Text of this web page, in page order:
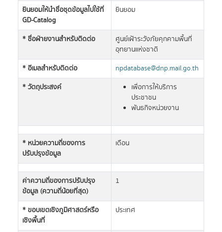
ยินยอมให้นำชื่อชุดข้อมูลไปใช้ที่
GD-Catalog
ยินยอม
* ชื่อฝ่ายงานสำหรับติดต่อ
ศูนย์เฝ้าระวังภัยคุกคามพื้นที่
อุทยานแห่งชาติ
* อีเมลสำหรับติดต่อ
npdatabase@dnp.mail.go.th
* วัตถุประสงค์
เพื่อการให้บริการ
ประชาชน
พันธกิจหน่วยงาน
* หน่วยความถี่ของการ
ปรับปรุงข้อมูล
เดือน
ค่าความถี่ของการปรับปรุง
ข้อมูล (ความถี่น้อยที่สุด)
1
* ขอบเขตเชิงภูมิศาสตร์หรือ
เชิงพื้นที่
ประเทศ